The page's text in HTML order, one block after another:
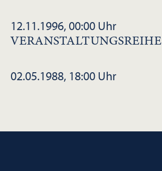
12.11.1996, 00:00 Uhr
VERANSTALTUNGSREIHE
02.05.1988, 18:00 Uhr